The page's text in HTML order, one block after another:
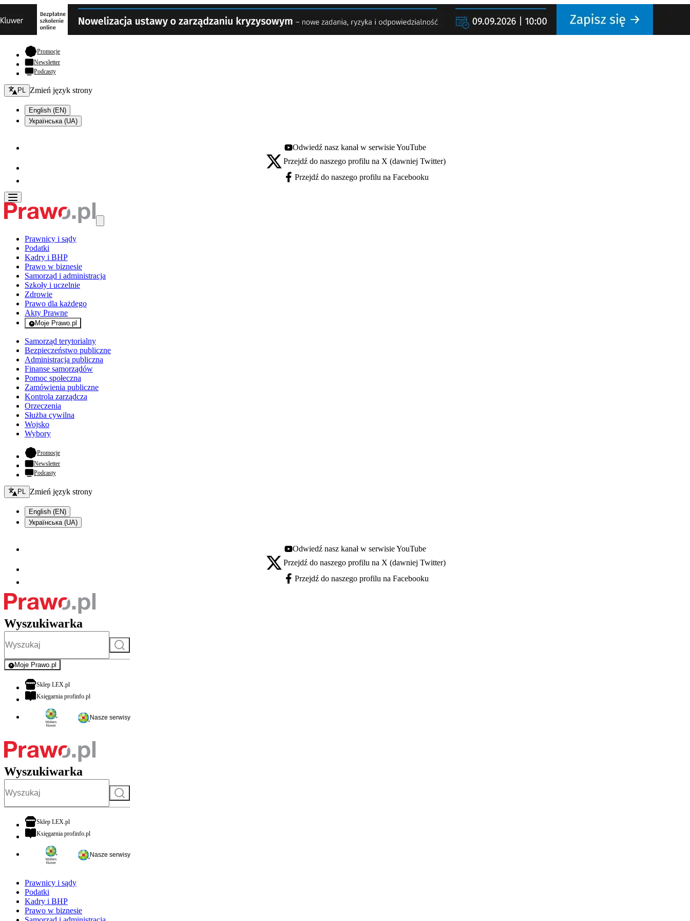
Promocje- otwiera się w nowej karcie
Newsletter
Podcasty
Zmień język - bieżący:
PL Zmień język strony
English (EN)
Українська (UA)
Youtube - otwiera się w nowej karcie
Odwiedź nasz kanał w serwisie YouTube
X - otwiera się w nowej karcie
Przejdź do naszego profilu na X (dawniej Twitter)
Facebook - otwiera się w nowej karcie
Przejdź do naszego profilu na Facebooku
Prawnicy i sądy
Podatki
Kadry i BHP
Prawo w biznesie
Samorząd i administracja
Szkoły i uczelnie
Zdrowie
Prawo dla każdego
Akty Prawne
Moje Prawo.pl
- rejestracja i logowanie do serwisu
Samorząd terytorialny
Bezpieczeństwo publiczne
Administracja publiczna
Finanse samorządów
Pomoc społeczna
Zamówienia publiczne
Kontrola zarządcza
Orzeczenia
Służba cywilna
Wojsko
Wybory
Promocje- otwiera się w nowej karcie
Newsletter
Podcasty
Zmień język - bieżący:
PL Zmień język strony
English (EN)
Українська (UA)
Youtube - otwiera się w nowej karcie
Odwiedź nasz kanał w serwisie YouTube
X - otwiera się w nowej karcie
Przejdź do naszego profilu na X (dawniej Twitter)
Facebook - otwiera się w nowej karcie
Przejdź do naszego profilu na Facebooku
Wyszukiwarka
Szukaj
Moje Prawo.pl
- rejestracja i logowanie do serwisu
Sklep LEX.plotwiera się w nowej karcie
Księgarnia profinfo.plotwiera się w nowej karcie
Nasze serwisy
Wyszukiwarka
Szukaj
Sklep LEX.plotwiera się w nowej karcie
Księgarnia profinfo.plotwiera się w nowej karcie
Nasze serwisy
Prawnicy i sądy
Podatki
Kadry i BHP
Prawo w biznesie